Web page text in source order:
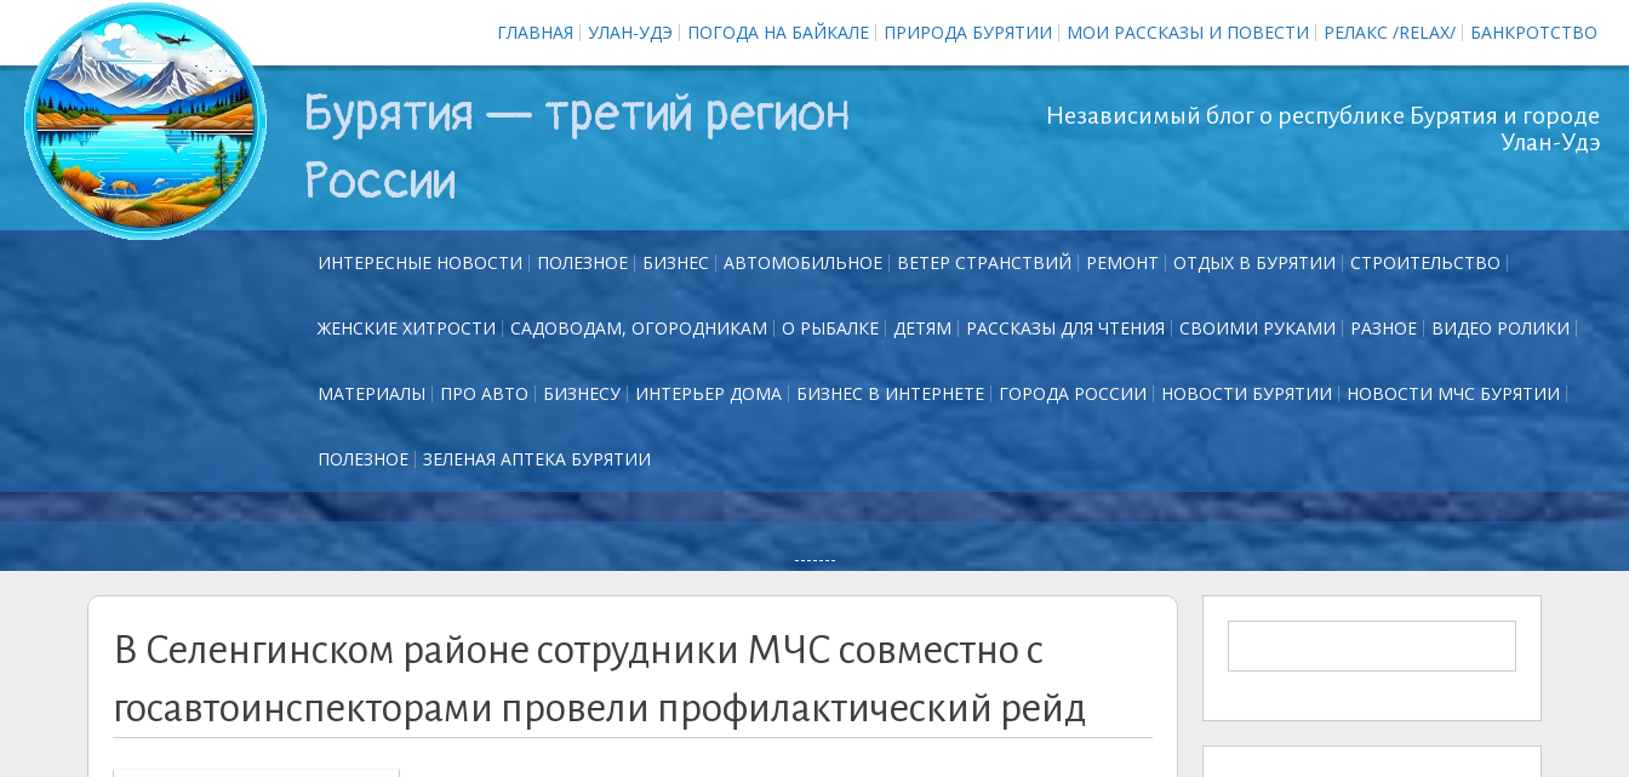
ГЛАВНАЯ УЛАН-УДЭ ПОГОДА НА БАЙКАЛЕ ПРИРОДА БУРЯТИИ МОИ РАССКАЗЫ И ПОВЕСТИ РЕЛАКС /RELAX/ БАНКРОТСТВО
Бурятия — третий регион
России
Независимый блог о республике Бурятия и городе
Улан-Удэ
ИНТЕРЕСНЫЕ НОВОСТИ ПОЛЕЗНОЕ БИЗНЕС АВТОМОБИЛЬНОЕ ВЕТЕР СТРАНСТВИЙ РЕМОНТ ОТДЫХ В БУРЯТИИ СТРОИТЕЛЬСТВО
ЖЕНСКИЕ ХИТРОСТИ САДОВОДАМ, ОГОРОДНИКАМ О РЫБАЛКЕ ДЕТЯМ РАССКАЗЫ ДЛЯ ЧТЕНИЯ СВОИМИ РУКАМИ РАЗНОЕ ВИДЕО РОЛИКИ
МАТЕРИАЛЫ ПРО АВТО БИЗНЕСУ ИНТЕРЬЕР ДОМА БИЗНЕС В ИНТЕРНЕТЕ ГОРОДА РОССИИ НОВОСТИ БУРЯТИИ НОВОСТИ МЧС БУРЯТИИ
ПОЛЕЗНОЕ ЗЕЛЕНАЯ АПТЕКА БУРЯТИИ
-------
В Селенгинском районе сотрудники МЧС совместно с
госавтоинспекторами провели профилактический рейд